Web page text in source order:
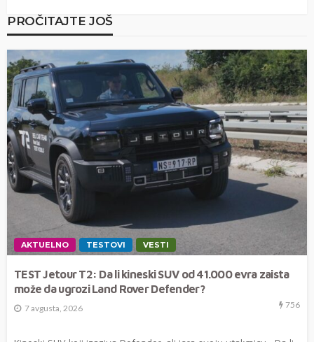
PROČITAJTE JOŠ
AKTUELNO TESTOVI VESTI
TEST Jetour T2: Da li kineski SUV od 41.000 evra zaista
može da ugrozi Land Rover Defender?
7 avgusta, 2026 756